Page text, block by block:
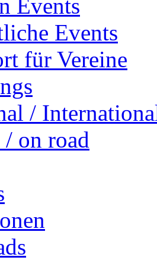
Events
Events
für Vereine
/
on road